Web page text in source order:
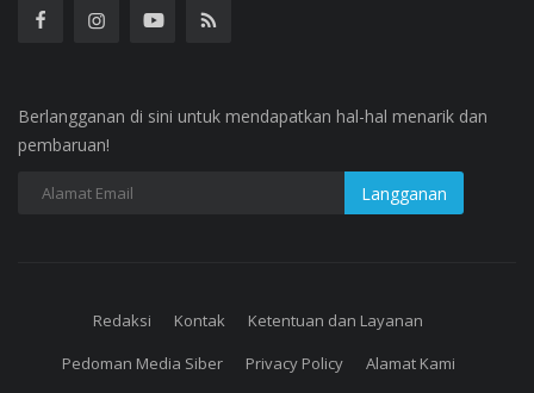
Berlangganan di sini untuk mendapatkan hal-hal menarik dan
pembaruan!
Redaksi Kontak
Ketentuan dan Layanan
Pedoman Media Siber
Privacy Policy Alamat Kami